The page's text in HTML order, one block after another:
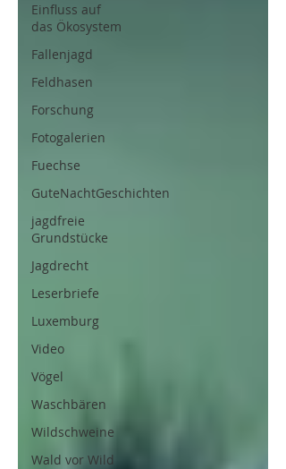
Einfluss auf
das Ökosystem
Fallenjagd
Feldhasen
Forschung
Fotogalerien
Fuechse
GuteNachtGeschichten
jagdfreie
Grundstücke
Jagdrecht
Leserbriefe
Luxemburg
Video
Vögel
Waschbären
Wildschweine
Wald vor Wild